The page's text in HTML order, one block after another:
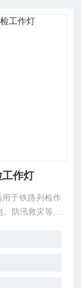
工作灯
于铁路列检作
防汛救灾等行
材料，确保产